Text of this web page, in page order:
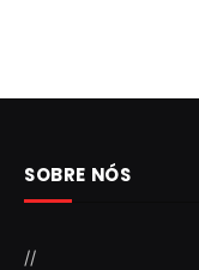
SOBRE NÓS
//